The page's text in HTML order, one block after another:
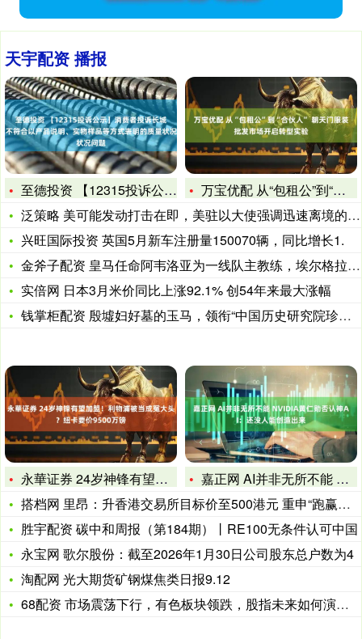
天宇配资 播报
至德投资 【12315投诉公示】消费者投诉长城汽车不符合以产
万宝优配 从“包租公”到“合伙人” 朝天门服装批发市场开启转
泛策略 美可能发动打击在即，美驻以大使强调迅速离境的重要性：
兴旺国际投资 英国5月新车注册量150070辆，同比增长1.
金斧子配资 皇马任命阿韦洛亚为一线队主教练，埃尔格拉在社媒上
实倍网 日本3月米价同比上涨92.1% 创54年来最大涨幅
钱掌柜配资 殷墟妇好墓的玉马，领衔“中国历史研究院珍藏玉器展
永華证券 24岁神锋有望加盟！利物浦被当成冤大头？纽卡要价9
嘉正网 AI并非无所不能 NVIDIA黄仁勋否认神AI：还没
搭档网 里昂：升香港交易所目标价至500港元 重申“跑赢大市
胜宇配资 碳中和周报（第184期）丨RE100无条件认可中国
永宝网 歌尔股份：截至2026年1月30日公司股东总户数为4
淘配网 光大期货矿钢煤焦类日报9.12
68配资 市场震荡下行，有色板块领跌，股指未来如何演绎？